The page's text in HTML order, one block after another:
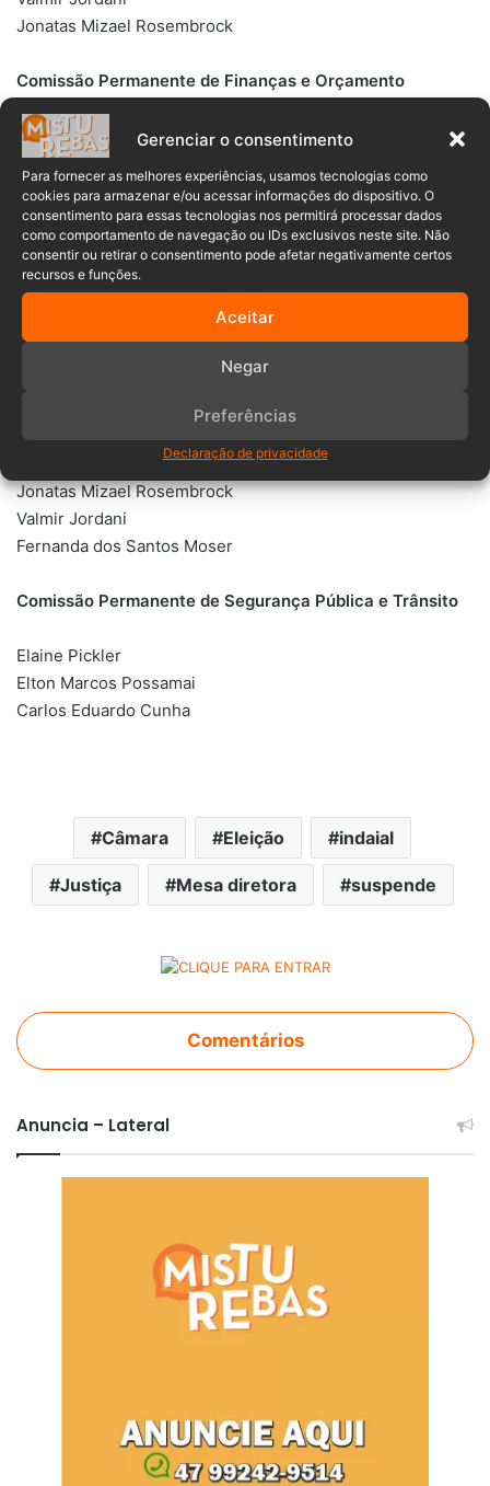
Gerenciar o consentimento
Para fornecer as melhores experiências, usamos tecnologias como
cookies para armazenar e/ou acessar informações do dispositivo. O
consentimento para essas tecnologias nos permitirá processar dados
como comportamento de navegação ou IDs exclusivos neste site. Não
consentir ou retirar o consentimento pode afetar negativamente certos
recursos e funções.
Aceitar
Negar
Preferências
Declaração de privacidade
Jonatas Mizael Rosembrock
Comissão Permanente de Finanças e Orçamento
Flávio Augusto Ferri Molinari
Fernanda dos Santos Moser
Jonatas Mizael Rosembrock
Comissão Permanente de Obras e Serviços Públicos
Flávio Augusto Ferri Molinari
Comissão Permanente de Educação, Saúde, Esportes,
Assistência Social e Cidadania
Jonatas Mizael Rosembrock
Valmir Jordani
Fernanda dos Santos Moser
Comissão Permanente de Segurança Pública e Trânsito
Elaine Pickler
Elton Marcos Possamai
Carlos Eduardo Cunha
Câmara Eleição indaial
Justiça Mesa diretora suspende
Comentários
Anuncia – Lateral